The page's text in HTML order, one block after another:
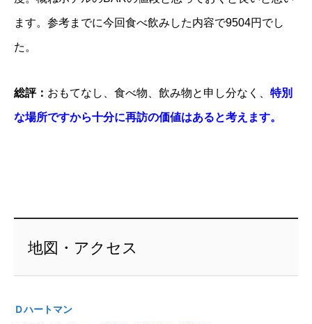
ます。参考までに今回食べ飲みした内容で9504円でし
た。
総評： おもてなし、食べ物、飲み物と申し分なく、 特別
な場所ですから十分に再訪の価値はあると考えます。
地図・アクセス
Ｄハートマン